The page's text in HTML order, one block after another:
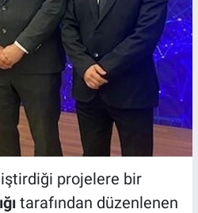
projelere bir
tarafından düzenlenen